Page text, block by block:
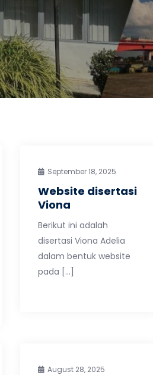
September 18, 2025
Website disertasi
Viona
Berikut ini adalah
disertasi Viona Adelia
dalam bentuk website
pada […]
August 28, 2025